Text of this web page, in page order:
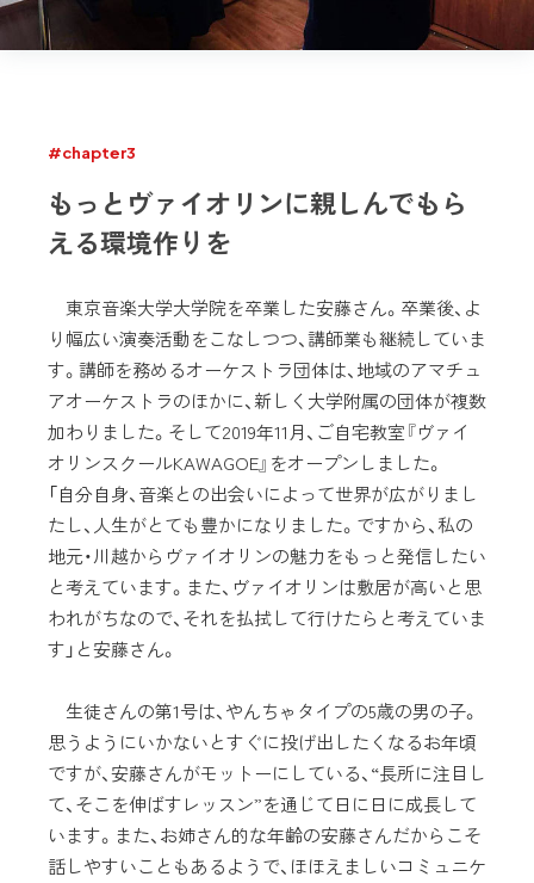
#chapter3
もっとヴァイオリンに親しんでもら
える環境作りを
東京音楽大学大学院を卒業した安藤さん。卒業後、よ
り幅広い演奏活動をこなしつつ、講師業も継続していま
す。講師を務めるオーケストラ団体は、地域のアマチュ
アオーケストラのほかに、新しく大学附属の団体が複数
加わりました。そして2019年11月、ご自宅教室『ヴァイ
オリンスクールKAWAGOE』をオープンしました。
「自分自身、音楽との出会いによって世界が広がりまし
たし、人生がとても豊かになりました。ですから、私の
地元・川越からヴァイオリンの魅力をもっと発信したい
と考えています。また、ヴァイオリンは敷居が高いと思
われがちなので、それを払拭して行けたらと考えていま
す」と安藤さん。
生徒さんの第1号は、やんちゃタイプの5歳の男の子。
思うようにいかないとすぐに投げ出したくなるお年頃
ですが、安藤さんがモットーにしている、“長所に注目し
て、そこを伸ばすレッスン”を通じて日に日に成長して
います。また、お姉さん的な年齢の安藤さんだからこそ
話しやすいこともあるようで、ほほえましいコミュニケ